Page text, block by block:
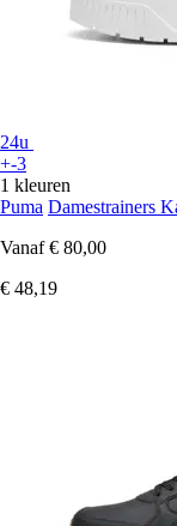
24u
+-3
1 kleuren
Puma Damestrainers
Vanaf € 80,00
€ 48,19